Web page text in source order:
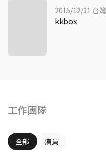
工作團隊
全部 演員
2015/12/31 台灣
kkbox